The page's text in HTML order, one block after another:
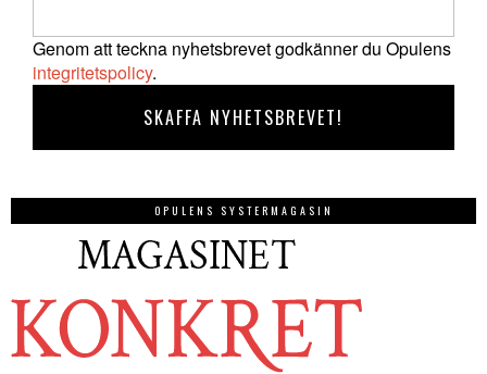
Genom att teckna nyhetsbrevet godkänner du Opulens
integritetspolicy.
OPULENS SYSTERMAGASIN